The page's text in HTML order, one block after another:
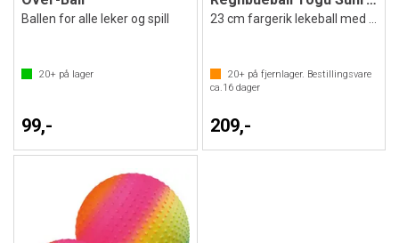
Ballen for alle leker og spill
20+ på lager
99,-
20+på fjernlager. Bestillingsvare
ca.16dager
209,-